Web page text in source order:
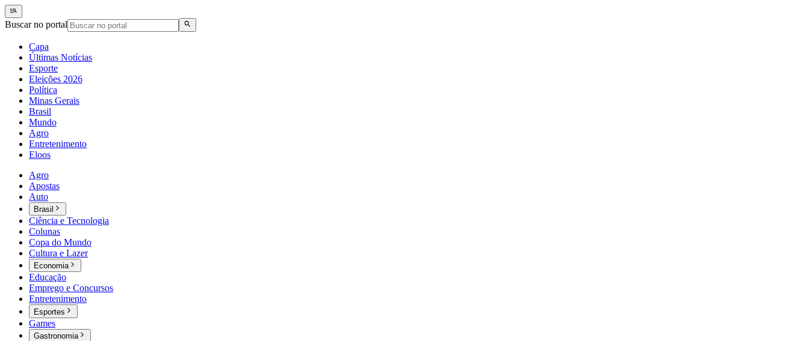
Buscar no portal
Capa
Últimas Notícias
Esporte
Eleições 2026
Política
Minas Gerais
Brasil
Mundo
Agro
Entretenimento
Eloos
Agro
Apostas
Auto
Brasil
Ciência e Tecnologia
Colunas
Copa do Mundo
Cultura e Lazer
Economia
Educação
Emprego e Concursos
Entretenimento
Esportes
Games
Gastronomia